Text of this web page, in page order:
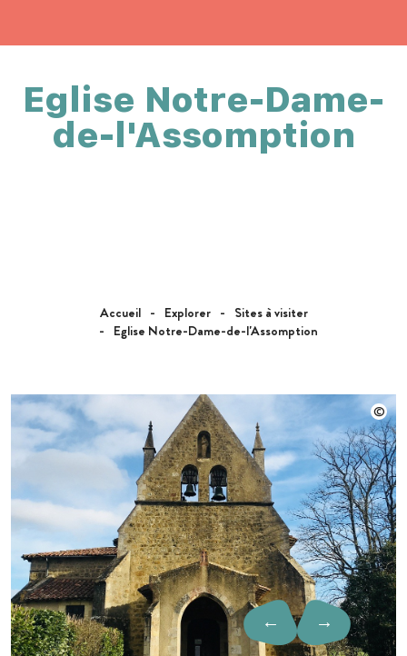
Accueil Explorer
Sites à visiter
Eglise Notre-Dame-de-l'Assomption
Eglise Notre-Dame-
de-l'Assomption
← →